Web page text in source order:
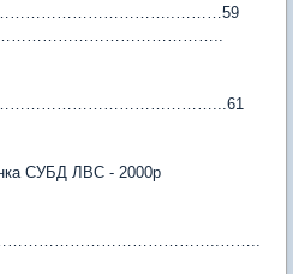
СУБД ЛВС - 2000р